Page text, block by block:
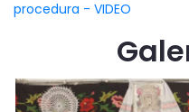
procedura - VIDEO